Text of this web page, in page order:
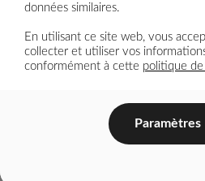
DISTRIBUTEUR
données similaires.
En utilisant ce site web, vous
collecter et utiliser vos
conformément à cette politique
Paramètres